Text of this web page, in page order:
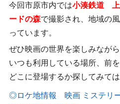
今回市原市内では小湊鉄道 上
ードの森で撮影され、地域の
っています。
ぜひ映画の世界を楽しみなが
いつも利用している場所、前
どこに登場するか探してみて
◎ロケ地情報 映画 ミステリ